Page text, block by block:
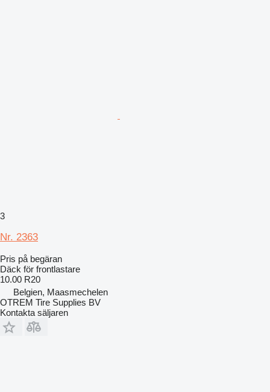
3
Nr. 2363
Pris på begäran
Däck för frontlastare
10.00 R20
Belgien, Maasmechelen
OTREM Tire Supplies BV
Kontakta säljaren